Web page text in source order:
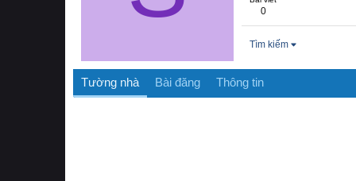
0
Tìm kiếm
Tường nhà Bài đăng Thông tin